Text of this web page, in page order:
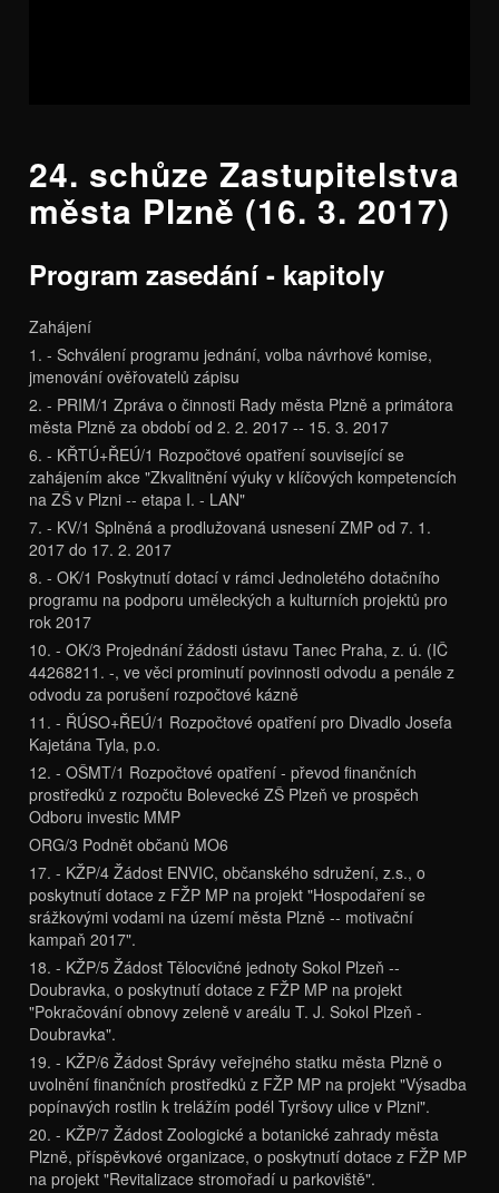
24. schůze Zastupitelstva
města Plzně (16. 3. 2017)
Program zasedání - kapitoly
Zahájení
1. - Schválení programu jednání, volba návrhové komise,
jmenování ověřovatelů zápisu
2. - PRIM/1 Zpráva o činnosti Rady města Plzně a primátora
města Plzně za období od 2. 2. 2017 -- 15. 3. 2017
6. - KŘTÚ+ŘEÚ/1 Rozpočtové opatření související se
zahájením akce "Zkvalitnění výuky v klíčových kompetencích
na ZŠ v Plzni -- etapa I. - LAN"
7. - KV/1 Splněná a prodlužovaná usnesení ZMP od 7. 1.
2017 do 17. 2. 2017
8. - OK/1 Poskytnutí dotací v rámci Jednoletého dotačního
programu na podporu uměleckých a kulturních projektů pro
rok 2017
10. - OK/3 Projednání žádosti ústavu Tanec Praha, z. ú. (IČ
44268211. -, ve věci prominutí povinnosti odvodu a penále z
odvodu za porušení rozpočtové kázně
11. - ŘÚSO+ŘEÚ/1 Rozpočtové opatření pro Divadlo Josefa
Kajetána Tyla, p.o.
12. - OŠMT/1 Rozpočtové opatření - převod finančních
prostředků z rozpočtu Bolevecké ZŠ Plzeň ve prospěch
Odboru investic MMP
ORG/3 Podnět občanů MO6
17. - KŽP/4 Žádost ENVIC, občanského sdružení, z.s., o
poskytnutí dotace z FŽP MP na projekt "Hospodaření se
srážkovými vodami na území města Plzně -- motivační
kampaň 2017".
18. - KŽP/5 Žádost Tělocvičné jednoty Sokol Plzeň --
Doubravka, o poskytnutí dotace z FŽP MP na projekt
"Pokračování obnovy zeleně v areálu T. J. Sokol Plzeň -
Doubravka".
19. - KŽP/6 Žádost Správy veřejného statku města Plzně o
uvolnění finančních prostředků z FŽP MP na projekt "Výsadba
popínavých rostlin k trelážím podél Tyršovy ulice v Plzni".
20. - KŽP/7 Žádost Zoologické a botanické zahrady města
Plzně, příspěvkové organizace, o poskytnutí dotace z FŽP MP
na projekt "Revitalizace stromořadí u parkoviště".